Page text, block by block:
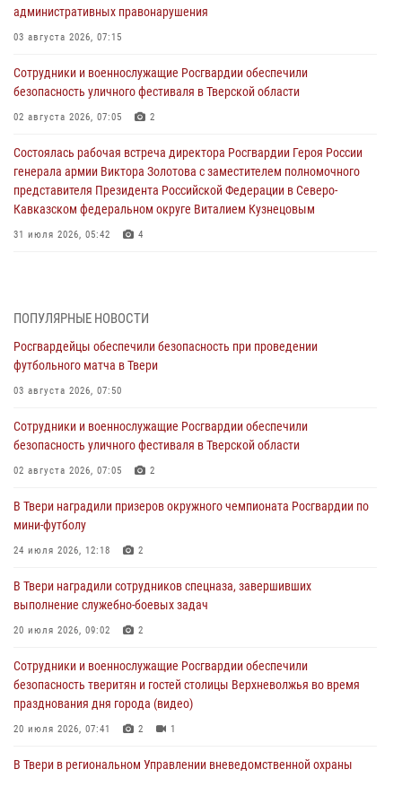
административных правонарушения
03 августа 2026, 07:15
Сотрудники и военнослужащие Росгвардии обеспечили
безопасность уличного фестиваля в Тверской области
02 августа 2026, 07:05 2
Состоялась рабочая встреча директора Росгвардии Героя России
генерала армии Виктора Золотова с заместителем полномочного
представителя Президента Российской Федерации в Северо-
Кавказском федеральном округе Виталием Кузнецовым
31 июля 2026, 05:42 4
28 июля 2026, 11:30 2
Сотрудники вневедомственной охраны совершили 250 выездов и
пресекли 20 правонарушений за неделю в Тверской области
27 июля 2026, 08:29
В Твери наградили призеров окружного чемпионата Росгвардии по
мини-футболу
24 июля 2026, 12:18 2
Росгвардейцы оказали помощь водителю на дороге в городе Кашин
22 июля 2026, 08:35
Представители Росгвардии провели спортивно — патриотическое
мероприятие для воспитанников летнего лагеря в Тверской области
(видео)
ПОПУЛЯРНЫЕ НОВОСТИ
Росгвардейцы обеспечили безопасность при проведении
футбольного матча в Твери
03 августа 2026, 07:50
Сотрудники и военнослужащие Росгвардии обеспечили
безопасность уличного фестиваля в Тверской области
02 августа 2026, 07:05 2
В Твери наградили призеров окружного чемпионата Росгвардии по
мини-футболу
24 июля 2026, 12:18 2
В Твери наградили сотрудников спецназа, завершивших
выполнение служебно-боевых задач
20 июля 2026, 09:02 2
Сотрудники и военнослужащие Росгвардии обеспечили
безопасность тверитян и гостей столицы Верхневолжья во время
празднования дня города (видео)
20 июля 2026, 07:41 2 1
В Твери в региональном Управлении вневедомственной охраны